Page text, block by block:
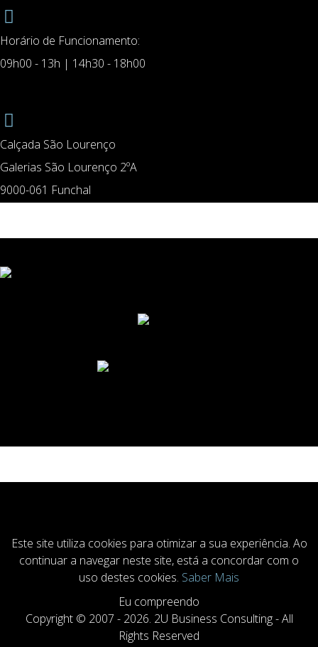
Horário de Funcionamento:
09h00 - 13h | 14h30 - 18h00
Calçada São Lourenço
Galerias São Lourenço 2ºA
9000-061 Funchal
Este site utiliza cookies para otimizar a sua experiência. Ao
continuar a navegar neste site, está a concordar com o
uso destes cookies. Saber Mais
Eu compreendo
Copyright © 2007 - 2026. 2U Business Consulting - All
Rights Reserved